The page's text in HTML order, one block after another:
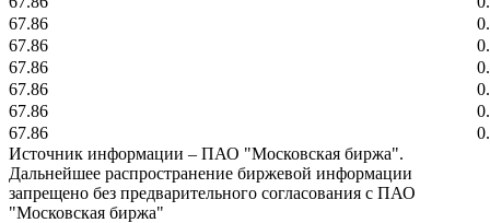
67.86
67.86
67.86
67.86
67.86
67.86
Источник информации – ПАО "Московская биржа".
Дальнейшее распространение биржевой информации
запрещено без предварительного согласования с ПАО
"Московская биржа"